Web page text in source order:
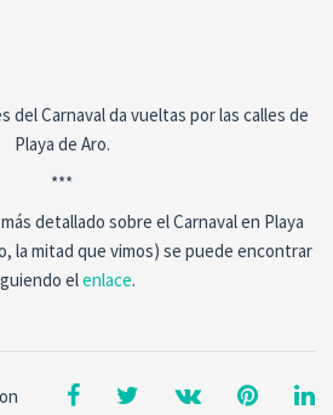
del Carnaval da vueltas por las calles de
Playa de Aro.
***
detallado sobre el Carnaval en Playa
la mitad que vimos) se puede encontrar
elenlace.